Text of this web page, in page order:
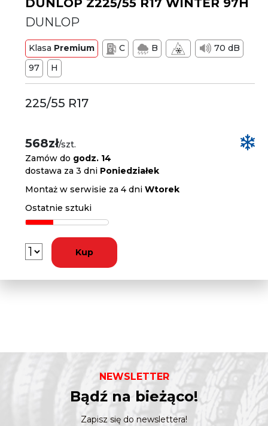
DUNLOP Z225/55 R17 WINTER 97H
DUNLOP
Klasa Premium C B
70 dB
97
H
225/55 R17
568zł/szt.
Zamów do godz. 14
dostawa za 3 dni Poniedziałek
Montaż w serwisie za 4 dniWtorek
Ostatnie sztuki
Kup
NEWSLETTER
Bądź na bieżąco!
Zapisz się do newslettera!